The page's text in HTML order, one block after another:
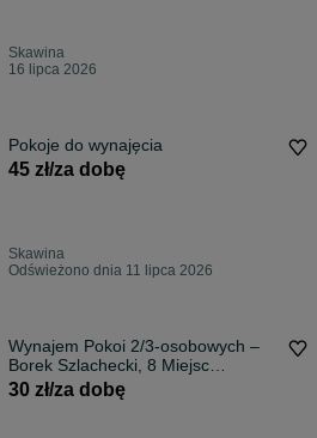
Skawina
16 lipca 2026
Pokoje do wynajęcia
45 zł/za dobę
Skawina
Odświeżono dnia 11 lipca 2026
Wynajem Pokoi 2/3-osobowych –
Borek Szlachecki, 8 Miejsc
Noclegowych
30 zł/za dobę